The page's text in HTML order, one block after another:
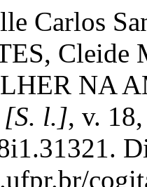
Carlos
NA
[S. l.], v.